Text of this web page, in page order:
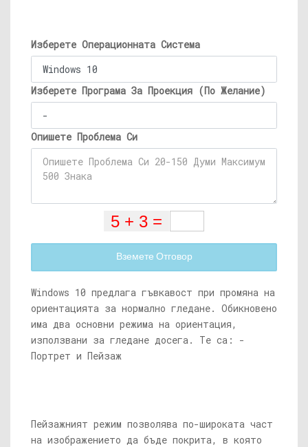
Изберете Операционната Система
Изберете Програма За Проекция (По Желание)
Опишете Проблема Си
Вземете Отговор
Windows 10 предлага гъвкавост при промяна на
ориентацията за нормално гледане. Обикновено
има два основни режима на ориентация,
използвани за гледане досега. Те са: -
Портрет и Пейзаж
Пейзажният режим позволява по-широката част
на изображението да бъде покрита, в която